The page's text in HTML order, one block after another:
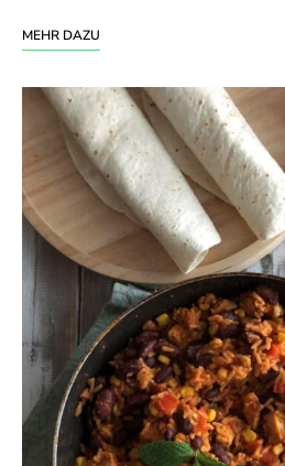
MEHR DAZU